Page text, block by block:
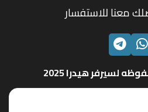
معنا للاستفسار
الواتسابتليجرام
لسيرفر هيدرا 2025